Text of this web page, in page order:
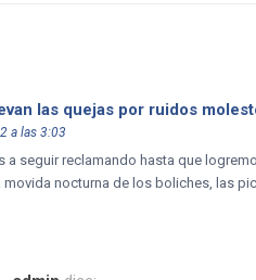
las quejas por ruidos
a las 3:03
a seguir reclamando hasta que
movida nocturna de los boliches, las